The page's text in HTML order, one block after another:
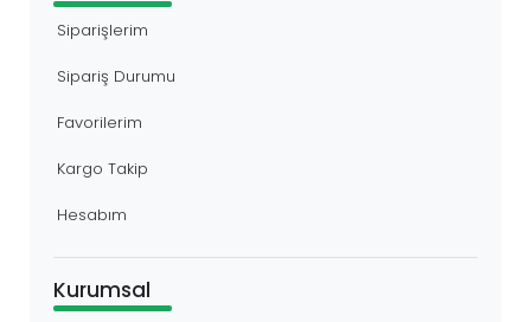
Siparişlerim
Sipariş Durumu
Favorilerim
Kargo Takip
Hesabım
Kurumsal